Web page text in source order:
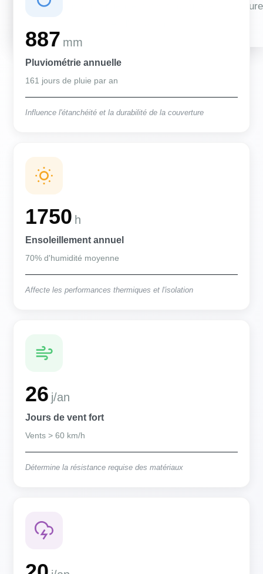
Des conditions qui influencent vos travaux de couverture
887 mm
Pluviométrie annuelle
161 jours de pluie par an
Influence l'étanchéité et la durabilité de la couverture
1750 h
Ensoleillement annuel
70% d'humidité moyenne
Affecte les performances thermiques et l'isolation
26 j/an
Jours de vent fort
Vents > 60 km/h
Détermine la résistance requise des matériaux